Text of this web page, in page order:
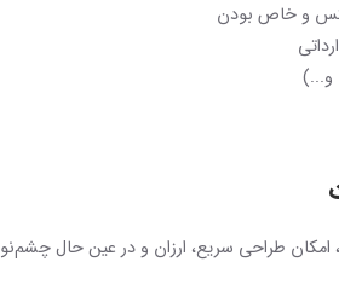
و خاص بودن
و...)
طراحی سریع، ارزان و در عین حال